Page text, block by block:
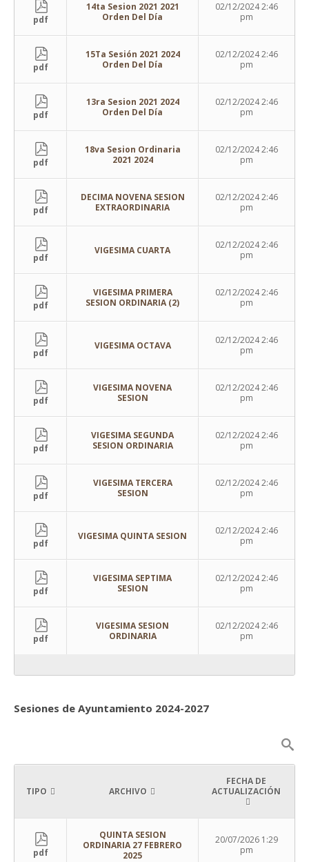
pdf
14ta Sesion 2021 2021
Orden Del Día
02/12/2024 2:46
pm
pdf
15Ta Sesión 2021 2024
Orden Del Día
02/12/2024 2:46
pm
pdf
13ra Sesion 2021 2024
Orden Del Día
02/12/2024 2:46
pm
pdf
18va Sesion Ordinaria
2021 2024
02/12/2024 2:46
pm
pdf
DECIMA NOVENA SESION
EXTRAORDINARIA
02/12/2024 2:46
pm
pdf
VIGESIMA CUARTA
02/12/2024 2:46
pm
pdf
VIGESIMA PRIMERA
SESION ORDINARIA (2)
02/12/2024 2:46
pm
pdf
VIGESIMA OCTAVA
02/12/2024 2:46
pm
pdf
VIGESIMA NOVENA
SESION
02/12/2024 2:46
pm
pdf
VIGESIMA SEGUNDA
SESION ORDINARIA
02/12/2024 2:46
pm
pdf
VIGESIMA TERCERA
SESION
02/12/2024 2:46
pm
pdf
VIGESIMA QUINTA SESION
02/12/2024 2:46
pm
pdf
VIGESIMA SEPTIMA
SESION
02/12/2024 2:46
pm
pdf
VIGESIMA SESION
ORDINARIA
02/12/2024 2:46
pm
Sesiones de Ayuntamiento 2024-2027
TIPO ARCHIVO
FECHA DE
ACTUALIZACIÓN
pdf
QUINTA SESION
ORDINARIA 27 FEBRERO
2025
20/07/2026 1:29
pm